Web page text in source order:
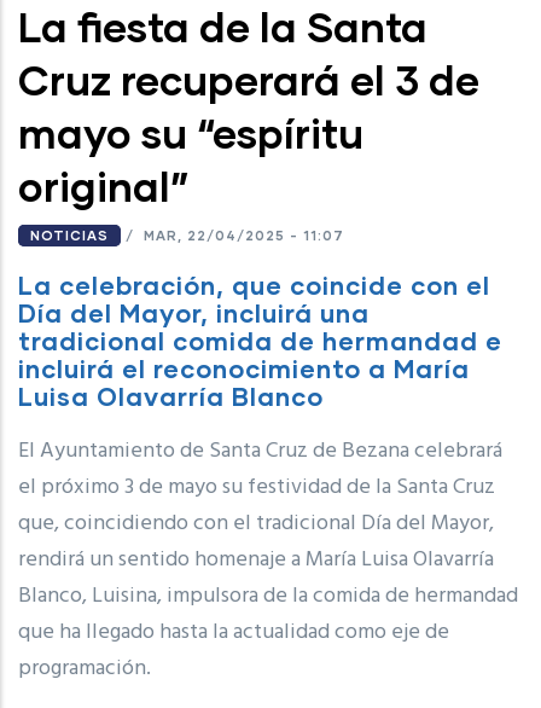
La fiesta de la Santa
Cruz recuperará el 3 de
mayo su “espíritu
original”
NOTICIAS / MAR, 22/04/2025 - 11:07
La celebración, que coincide con el
Día del Mayor, incluirá una
tradicional comida de hermandad e
incluirá el reconocimiento a María
Luisa Olavarría Blanco
El Ayuntamiento de Santa Cruz de Bezana celebrará
el próximo 3 de mayo su festividad de la Santa Cruz
que, coincidiendo con el tradicional Día del Mayor,
rendirá un sentido homenaje a María Luisa Olavarría
Blanco, Luisina, impulsora de la comida de hermandad
que ha llegado hasta la actualidad como eje de
programación.